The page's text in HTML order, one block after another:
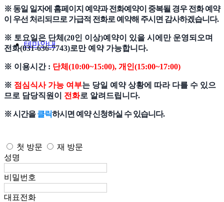
테마안내
※ 동일 일자에 홈페이지 예약과 전화예약이 중복될 경우 전화 예약
이 우선 처리되므로 가급적 전화로 예약해 주시면 감사하겠습니다.
※ 토요일은 단체(20인 이상)예약이 있을 시에만 운영되오며
전화(031-636-7743)로만 예약 가능합니다.
※ 이용시간 : 단체(10:00~15:00), 개인(15:00~17:00)
※ 점심식사 가능 여부는 당일 예약 상황에 따라 다를 수 있으
므로 담당직원이 전화로 알려드립니다.
※ 시간을클릭하시면 예약 신청하실 수 있습니다.
첫 방문
재 방문
성명
비밀번호
대표전화